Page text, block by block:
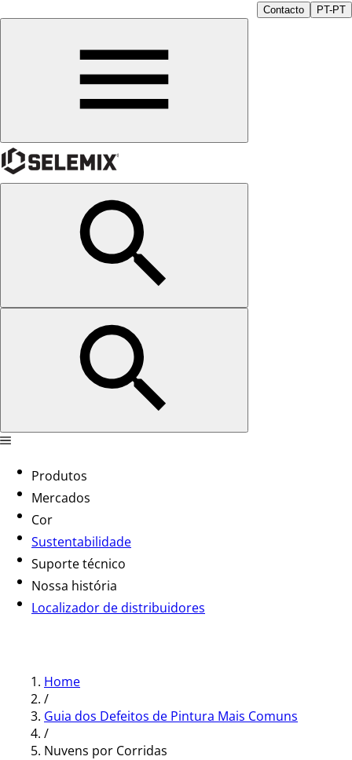
Contacto PT-PT
Produtos
Mercados
Cor
Sustentabilidade
Suporte técnico
Nossa história
Localizador de distribuidores
Home
/
Guia dos Defeitos de Pintura Mais Comuns
/
Nuvens por Corridas